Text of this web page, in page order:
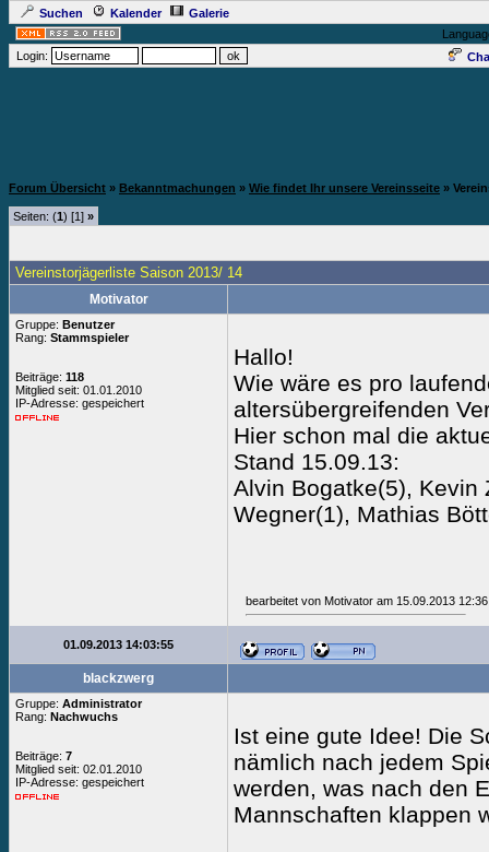
Suchen Kalender
Galerie
Login:
Forum Übersicht » Bekanntmachungen » Wie findet Ihr unsere Vereinsseite »
Seiten: (1) [1] »
Vereinstorjägerliste Saison 2013/ 14
Motivator
Gruppe: Benutzer
Rang: Stammspieler
Beiträge: 118
Mitglied seit: 01.01.2010
IP-Adresse: gespeichert
Hallo!
Wie wäre es pro
altersübergreifenden
Hier schon mal die
Stand 15.09.13:
Alvin Bogatke(5), Kevin
Wegner(1), Mathias
bearbeitet von Motivator am 15.09.2013
01.09.2013 14:03:55
blackzwerg
Gruppe: Administrator
Rang: Nachwuchs
Beiträge: 7
Mitglied seit: 02.01.2010
IP-Adresse: gespeichert
Ist eine gute Idee! Die
nämlich nach jedem
werden, was nach den
Mannschaften klappen